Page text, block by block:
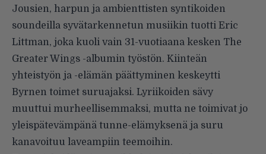
Jousien, harpun ja ambienttisten syntikoiden
soundeilla syvätarkennetun musiikin tuotti Eric
Littman, joka kuoli vain 31-vuotiaana kesken The
Greater Wings -albumin työstön. Kiinteän
yhteistyön ja -elämän päättyminen keskeytti
Byrnen toimet suruajaksi. Lyriikoiden sävy
muuttui murheellisemmaksi, mutta ne toimivat jo
yleispätevämpänä tunne-elämyksenä ja suru
kanavoituu laveampiin teemoihin.